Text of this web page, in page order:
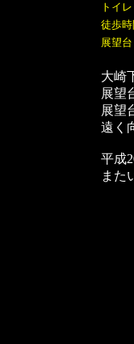
トイレ
徒歩時
展望台
大崎
展望
展望
遠く
平成
また